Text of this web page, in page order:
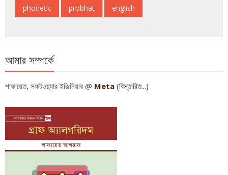
আমার সম্পর্কে
শাফায়েত, সফটওয়্যার ইঞ্জিনিয়ার @ Meta (বিস্তারিত...)